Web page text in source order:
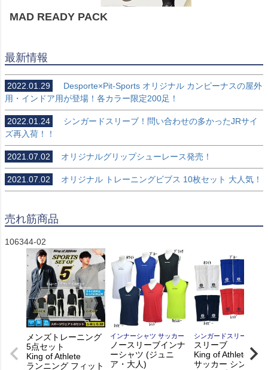
MAD READY PACK
最新情報
2022.01.29
Desporte×Pit-Sports オリジナル カンピーナスの屋外
用・インドア用が登場！各カラー限定200足！
2022.01.24
シンガードスリーブ！問い合わせの多かったJRサイ
ズ再入荷！！
2021.07.02 オリジナルグリップシューレース発売！
2021.07.02 オリジナル トレーニングビブス 10枚セット 大人気！
売れ筋商品
106344-02
メンズトレーニング
5点セット
King of Athlete
ランニング フィット
インナーシャツ サッカー
ノースリーブインナ
ーシャツ (ジュニ
ア・大人)
シンガードスリーブ
スリーブ
King of Athlete
サッカー シンガー